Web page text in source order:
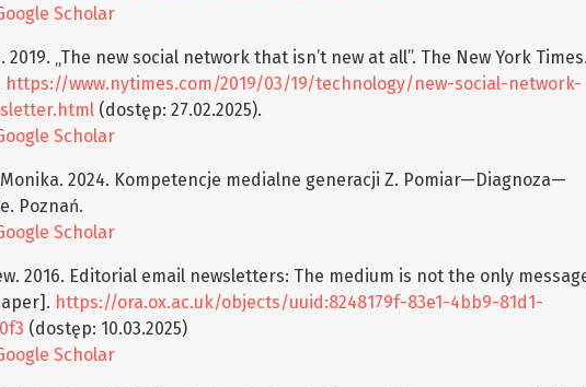
Scholar
2019. „The new social network that isn’t new at all”. The New York Times.
https://www.nytimes.com/2019/03/19/technology/new-social-network-
(dostęp: 27.02.2025).
Scholar
Monika. 2024. Kompetencje medialne generacji Z. Pomiar—Diagnoza—
Poznań.
Scholar
2016. Editorial email newsletters: The medium is not the only
https://ora.ox.ac.uk/objects/uuid:8248179f-83e1-4bb9-81d1-
(dostęp: 10.03.2025)
Scholar